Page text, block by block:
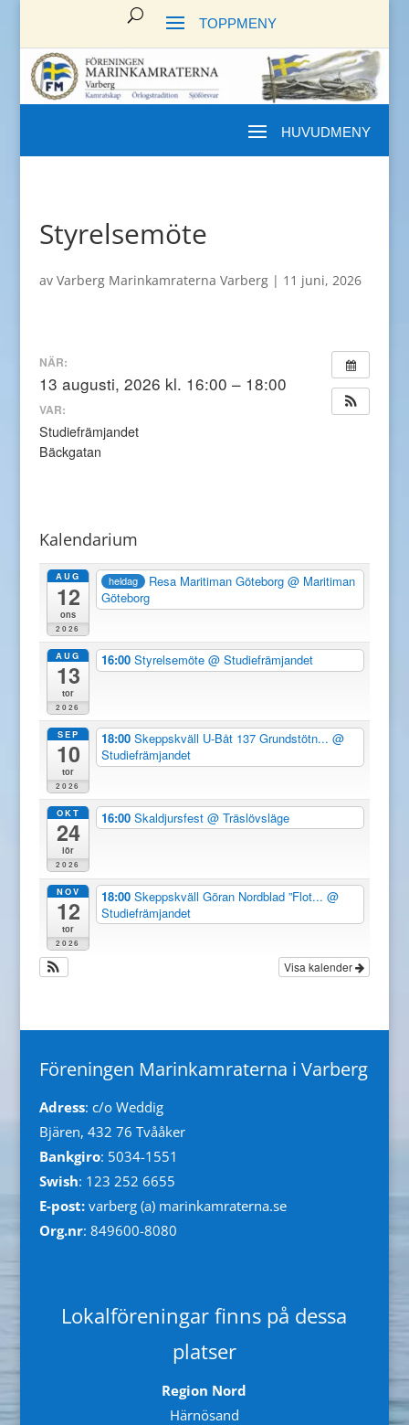
Styrelsemöte
av Varberg Marinkamraterna Varberg| 11 juni, 2026
NÄR:
13 augusti, 2026 kl. 16:00 – 18:00
VAR:
Studiefrämjandet
Bäckgatan
Kalendarium
AUG
12
ons
2026
heldag Resa Maritiman Göteborg @ Maritiman
Göteborg
AUG
13
tor
2026
16:00Styrelsemöte@ Studiefrämjandet
SEP
10
tor
2026
18:00Skeppskväll U-Båt 137 Grundstötn...@
Studiefrämjandet
OKT
24
lör
2026
16:00Skaldjursfest@ Träslövsläge
NOV
12
tor
2026
18:00Skeppskväll Göran Nordblad ”Flot...@
Studiefrämjandet
Visa kalender
Föreningen Marinkamraterna i Varberg
Adress: c/o Weddig
Bjären, 432 76 Tvååker
Bankgiro: 5034-1551
Swish: 123 252 6655
E-post:varberg (a) marinkamraterna.se
Org.nr: 849600-8080
Lokalföreningar finns på dessa
platser
Region Nord
Härnösand